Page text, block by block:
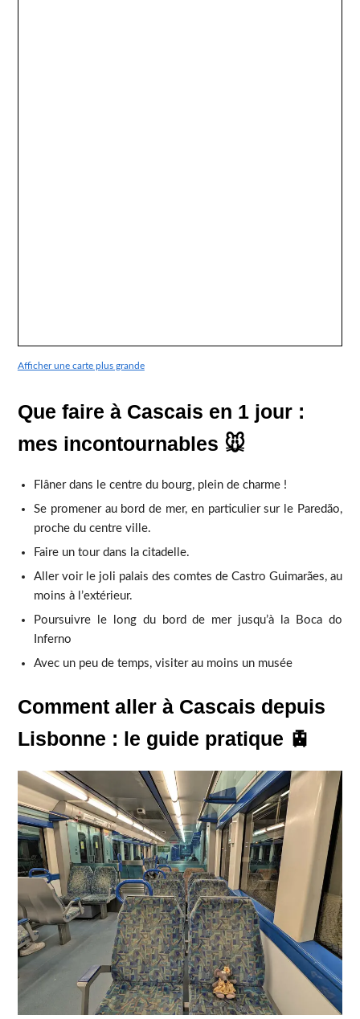
Afficher une carte plus grande
Que faire à Cascais en 1 jour :
mes incontournables 🐭
Flâner dans le centre du bourg, plein de charme !
Se promener au bord de mer, en particulier sur le Paredão,
proche du centre ville.
Faire un tour dans la citadelle.
Aller voir le joli palais des comtes de Castro Guimarães, au
moins à l’extérieur.
Poursuivre le long du bord de mer jusqu’à la Boca do
Inferno
Avec un peu de temps, visiter au moins un musée
Comment aller à Cascais depuis
Lisbonne : le guide pratique 🚊